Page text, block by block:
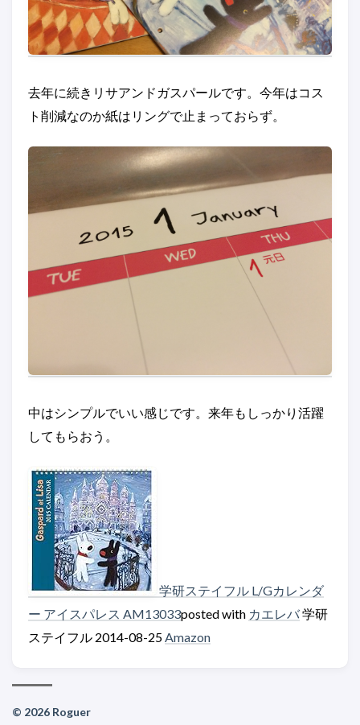
去年に続きリサアンドガスパールです。今年はコス
ト削減なのか紙はリングで止まっておらず。
中はシンプルでいい感じです。来年もしっかり活躍
してもらおう。
学研ステイフル L/Gカレンダ
ー アイスパレス AM13033posted with カエレバ学研
ステイフル 2014-08-25 Amazon
© 2026 Roguer